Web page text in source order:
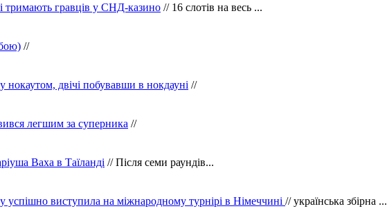
тримають гравців у СНД-казино // 16 слотів на весь ...
//
двічі побувавши в нокдауні //
легшим за суперника //
Ваха в Таїланді // Після семи раундів...
успішно виступила на міжнародному турнірі в Німеччині // українська збірна ...